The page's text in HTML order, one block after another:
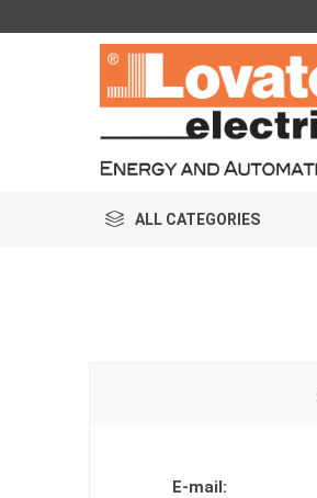
ALL CATEGORIES
E-mail: